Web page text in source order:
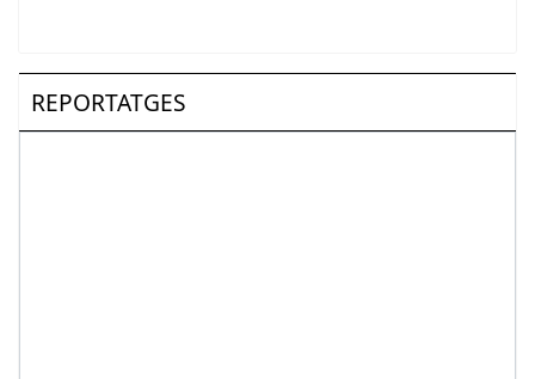
REPORTATGES